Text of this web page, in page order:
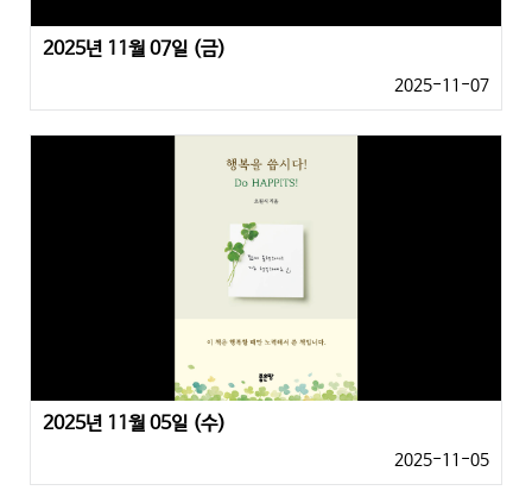
2025년 11월 07일 (금)
2025-11-07
2025년 11월 05일 (수)
2025-11-05